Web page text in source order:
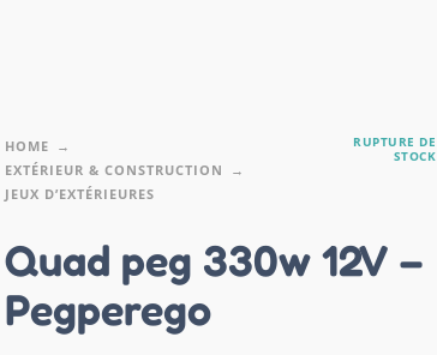
HOME
EXTÉRIEUR & CONSTRUCTION
JEUX D’EXTÉRIEURES
RUPTURE DE
STOCK
Quad peg 330w 12V –
Pegperego